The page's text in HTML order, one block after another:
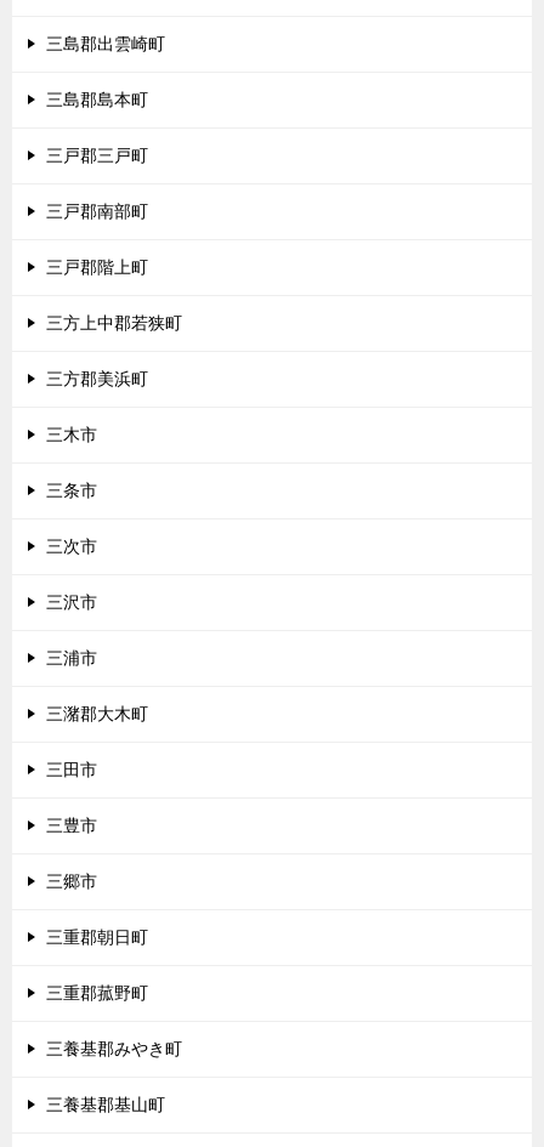
三島郡出雲崎町
三島郡島本町
三戸郡三戸町
三戸郡南部町
三戸郡階上町
三方上中郡若狭町
三方郡美浜町
三木市
三条市
三次市
三沢市
三浦市
三潴郡大木町
三田市
三豊市
三郷市
三重郡朝日町
三重郡菰野町
三養基郡みやき町
三養基郡基山町